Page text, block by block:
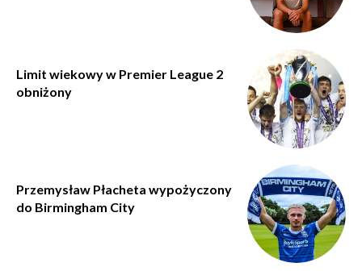
Limit wiekowy w Premier League 2
obniżony
Przemysław Płacheta wypożyczony
do Birmingham City